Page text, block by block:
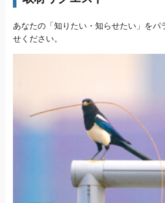
あなたの「知りたい・知らせたい」をパ
せください。